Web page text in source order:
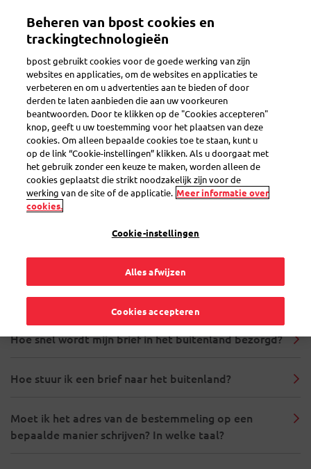
inhoud
Toggle navigation
Search
Brieven verzenden naar het buitenland
10vragen
Welke postzegels gebruik ik voor een brief naar het
buitenland?
Hoe snel wordt mijn brief in het buitenland bezorgd?
Hoe stuur ik een brief naar het buitenland?
Moet ik het adres van de bestemmeling op een
bepaalde manier schrijven? In welke taal?
Beheren van bpost cookies en
trackingtechnologieën
bpost gebruikt cookies voor de goede werking van zijn
websites en applicaties, om de websites en applicaties te
verbeteren en om u advertenties aan te bieden of door
derden te laten aanbieden die aan uw voorkeuren
beantwoorden. Door te klikken op de "Cookies accepteren"
knop, geeft u uw toestemming voor het plaatsen van deze
cookies. Om alleen bepaalde cookies toe te staan, kunt u
op de link “Cookie-instellingen” klikken. Als u doorgaat met
het gebruik zonder een keuze te maken, worden alleen de
cookies geplaatst die strikt noodzakelijk zijn voor de
werking van de site of de applicatie. Meer informatie over
cookies.
Cookie-instellingen
Alles afwijzen
Cookies accepteren